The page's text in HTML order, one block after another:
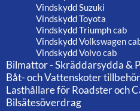
Vindskydd Suzuki
Vindskydd Toyota
Vindskydd Triumph cab
Vindskydd Volkswagen
Vindskydd Volvo cab
Bilmattor - Skräddarsydda &
Båt- och Vattenskoter tillbehör
Lasthållare för Roadster och
Bilsätesöverdrag